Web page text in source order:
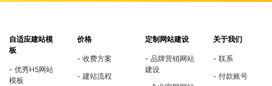
自适应建站模
板
优秀H5网站
模板
价格
收费方案
建站流程
定制网站建设
品牌营销网站
建设
关于我们
联系
付款账号